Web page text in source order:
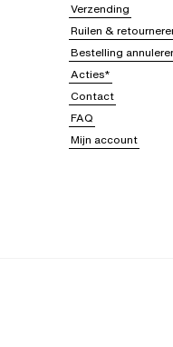
Verzending
Ruilen &
Bestelling
Acties*
Contact
FAQ
Mijn account